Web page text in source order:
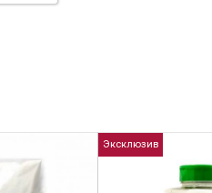
Эксклюзив